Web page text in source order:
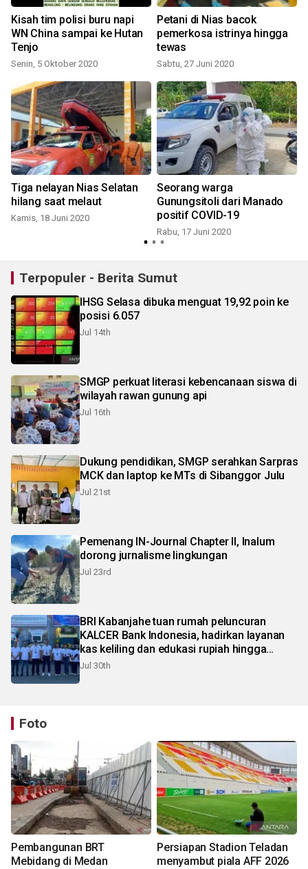
Kisah tim polisi buru napi
WN China sampai ke Hutan
Tenjo
Senin, 5 Oktober 2020
Petani di Nias bacok
pemerkosa istrinya hingga
tewas
Sabtu, 27 Juni 2020
Tiga nelayan Nias Selatan
hilang saat melaut
Kamis, 18 Juni 2020
Seorang warga
Gunungsitoli dari Manado
positif COVID-19
Rabu, 17 Juni 2020
Terpopuler - Berita Sumut
IHSG Selasa dibuka menguat 19,92 poin ke
posisi 6.057
Jul 14th
SMGP perkuat literasi kebencanaan siswa di
wilayah rawan gunung api
Jul 16th
Dukung pendidikan, SMGP serahkan Sarpras
MCK dan laptop ke MTs di Sibanggor Julu
Jul 21st
Pemenang IN-Journal Chapter II, Inalum
dorong jurnalisme lingkungan
Jul 23rd
BRI Kabanjahe tuan rumah peluncuran
KALCER Bank Indonesia, hadirkan layanan
kas keliling dan edukasi rupiah hingga
pelosok Karo
Jul 30th
Foto
Pembangunan BRT
Mebidang di Medan
Persiapan Stadion Teladan
menyambut piala AFF 2026